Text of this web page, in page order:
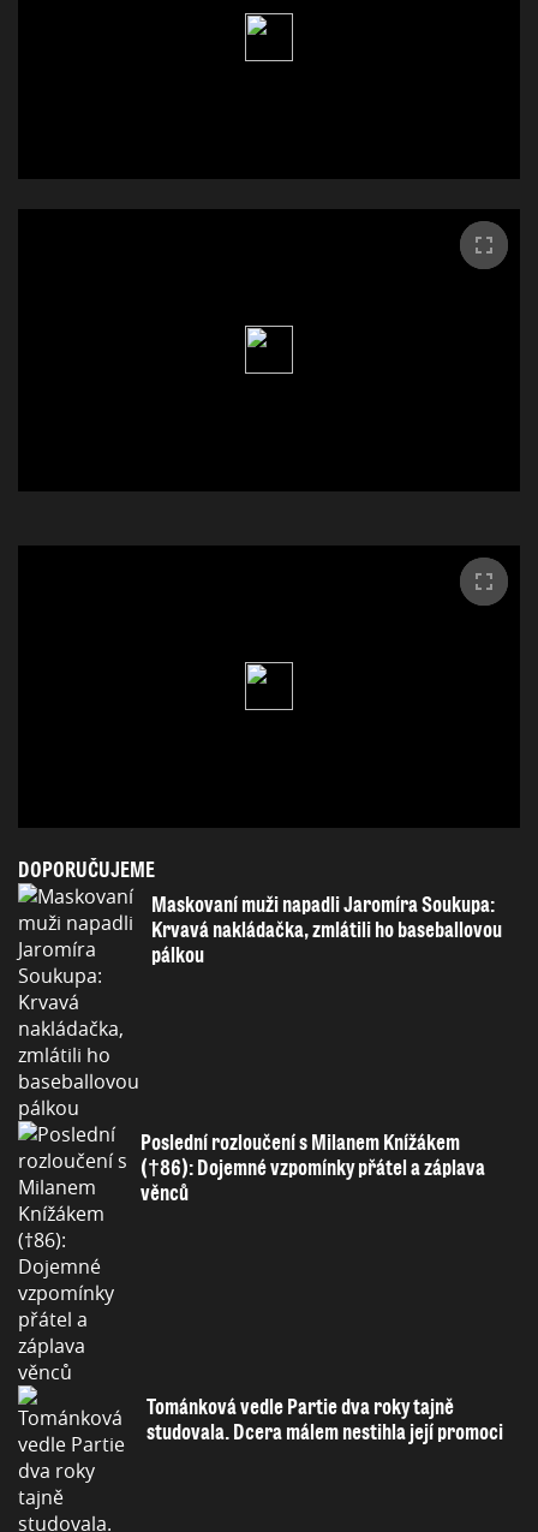
DOPORUČUJEME
Maskovaní muži napadli Jaromíra Soukupa:
Krvavá nakládačka, zmlátili ho baseballovou
pálkou
Poslední rozloučení s Milanem Knížákem
(†86): Dojemné vzpomínky přátel a záplava
věnců
Tománková vedle Partie dva roky tajně
studovala. Dcera málem nestihla její promoci